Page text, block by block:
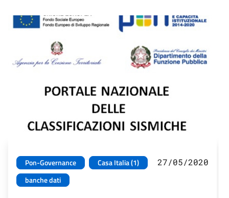
Pon-Governance
Casa Italia (1)
banche dati
27/05/2020